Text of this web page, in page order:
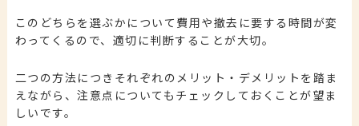
このどちらを選ぶかについて費用や撤去に要する時間が変
わってくるので、適切に判断することが大切。
二つの方法につきそれぞれのメリット・デメリットを踏ま
えながら、注意点についてもチェックしておくことが望ま
しいです。